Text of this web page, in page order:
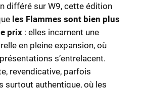
différé sur W9, cette édition
les Flammes sont bien plus
prix: elles incarnent une
en pleine expansion, où
s’entrelacent.
revendicative, parfois
surtout authentique, où les